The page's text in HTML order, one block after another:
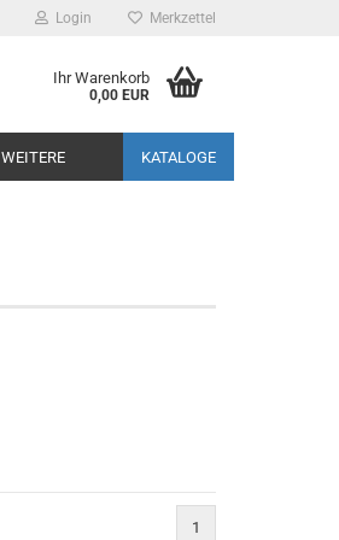
Login Merkzettel
Ihr Warenkorb
0,00 EUR
KATALOGE
WEITERE
1